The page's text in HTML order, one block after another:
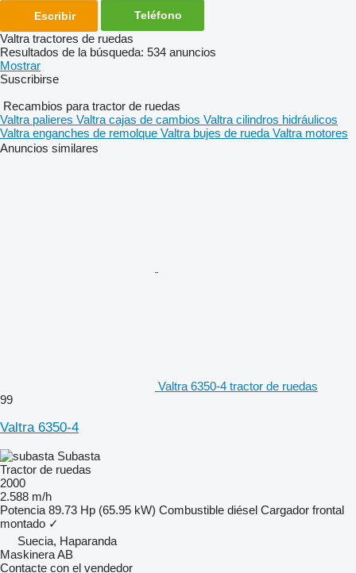
Escribir Teléfono
Valtra tractores de ruedas
Resultados de la búsqueda: 534 anuncios
Mostrar
Suscribirse
Recambios para tractor de ruedas
Valtra palieres Valtra cajas de cambios Valtra cilindros hidráulicos
Valtra enganches de remolque Valtra bujes de rueda Valtra motores
Anuncios similares
Valtra 6350-4 tractor de ruedas
99
Valtra 6350-4
Subasta
Tractor de ruedas
2000
2.588 m/h
Potencia 89.73 Hp (65.95 kW) Combustible diésel Cargador frontal
montado ✓
Suecia, Haparanda
Maskinera AB
Contacte con el vendedor